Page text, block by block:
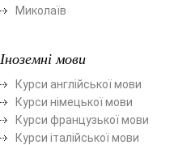
Миколаїв
Іноземні мови
Курси англійської мови
Курси німецької мови
Курси французької мови
Курси італійської мови